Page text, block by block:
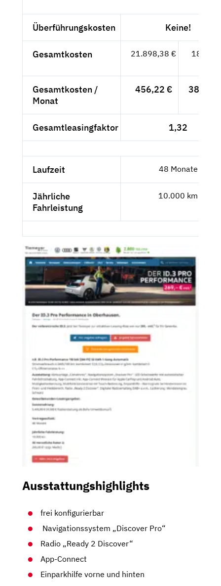
Überführungskosten Keine!
Gesamtkosten 21.898,38 €
Gesamtkosten /
Monat
456,22 € 383,38
Gesamtleasingfaktor 1,32
Laufzeit 48 Monate
Jährliche
Fahrleistung
10.000 km
Ausstattungshighlights
frei konfigurierbar
Navigationssystem „Discover Pro“
Radio „Ready 2 Discover“
App-Connect
Einparkhilfe vorne und hinten